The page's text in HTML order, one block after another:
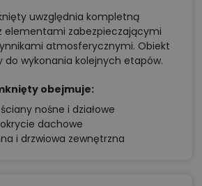
uwzględnia kompletną
elementami zabezpieczającymi
atmosferycznymi. Obiekt
do wykonania kolejnych etapów.
obejmuje:
nośne i działowe
dachowe
i drzwiowa zewnętrzna